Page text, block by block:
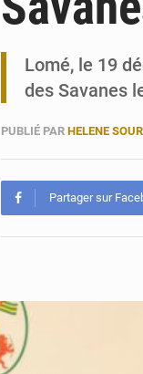
Lomé, le 19
des Savanes
PUBLIÉ PAR HELENE
Partager sur